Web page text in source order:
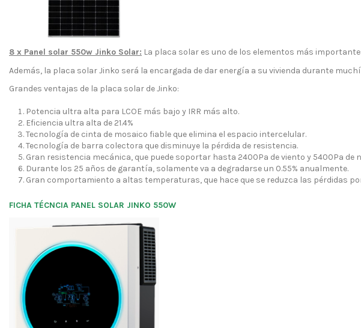
8 x Panel solar 550w Jinko Solar: La placa solar es uno de los elementos más
Además, la placa solar Jinko será la encargada de dar energía a su vivienda durante
Grandes ventajas de la placa solar de Jinko:
Potencia ultra alta para LCOE más bajo y IRR más alto.
Eficiencia ultra alta de 21.4%
Tecnología de cinta de mosaico fiable que elimina el espacio intercelular.
Tecnología de barra colectora que disminuye la pérdida de resistencia.
Gran resistencia mecánica, que puede soportar hasta 2400Pa de viento y 5400Pa de
Durante los 25 años de garantía, solamente va a degradarse un 0.55% anualmente.
Gran comportamiento a altas temperaturas, que hace que se reduzca las pérdidas
FICHA TÉCNCIA PANEL SOLAR JINKO 550W